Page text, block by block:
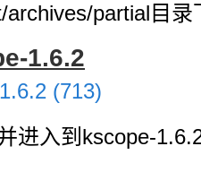
partial目录
1.6.2
(713)
进入到kscope-